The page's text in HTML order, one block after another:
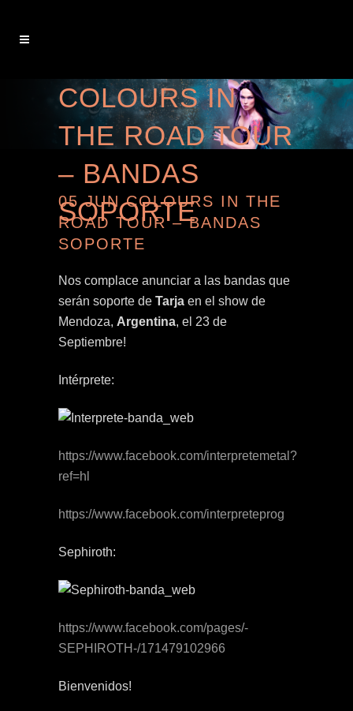
COLOURS IN
THE ROAD TOUR
– BANDAS
SOPORTE
05 JUNCOLOURS IN THE
ROAD TOUR – BANDAS
SOPORTE
Nos complace anunciar a las bandas que
serán soporte de Tarja en el show de
Mendoza, Argentina, el 23 de
Septiembre!
Intérprete:
https://www.facebook.com/interpretemetal?
ref=hl
https://www.facebook.com/interpreteprog
Sephiroth:
https://www.facebook.com/pages/-
SEPHIROTH-/171479102966
Bienvenidos!